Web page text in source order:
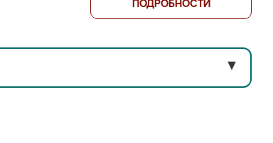
ПОДРОБНОСТИ
▼